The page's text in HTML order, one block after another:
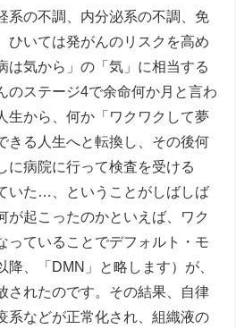
の不調、内分泌系の不調、免
ひいては発がんのリスクを高め
は気から」の「気」に相当する
のステージ4で余命何か月と言わ
生から、何か「ワクワクして夢
きる人生へと転換し、その後何
に病院に行って検査を受ける
いた…、ということがしばしば
が起こったのかといえば、ワク
っていることでデフォルト・モ
降、「DMN」と略します）が、
されたのです。その結果、自律
系などが正常化され、組織液の